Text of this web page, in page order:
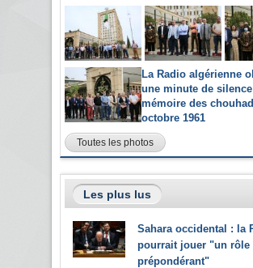
La Radio algérienne
une minute de
mémoire des
octobre 1961
Toutes les photos
Les plus lus
Sahara occidental : la
pourrait jouer "un rôle
prépondérant"